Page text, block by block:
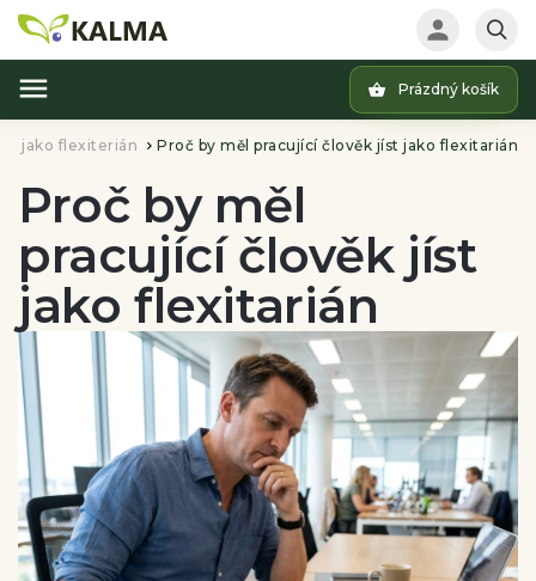
Prázdný košík
Žij jako flexiterián / Proč by měl pracující člověk jíst jako flexitarián
Proč by měl
pracující člověk jíst
jako flexitarián